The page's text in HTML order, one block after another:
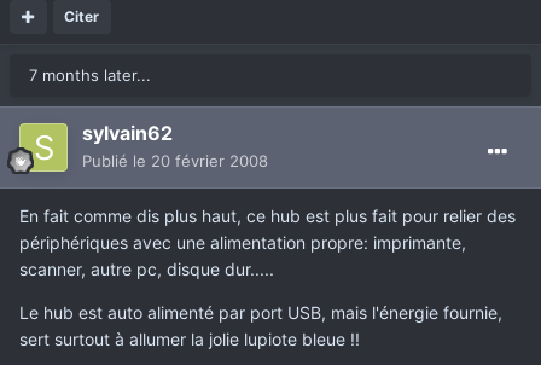
Citer
7 months later...
sylvain62
Publié le 20 février 2008
En fait comme dis plus haut, ce hub est plus fait pour relier des
périphériques avec une alimentation propre: imprimante,
scanner, autre pc, disque dur.....
Le hub est auto alimenté par port USB, mais l'énergie fournie,
sert surtout à allumer la jolie lupiote bleue !!